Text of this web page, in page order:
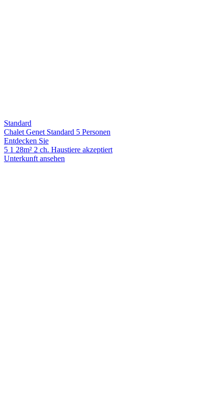
Standard
Chalet Genet Standard 5 Personen
Entdecken Sie
5 1 28m² 2 ch. Haustiere akzeptiert
Unterkunft ansehen